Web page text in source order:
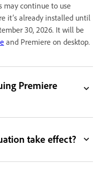
may continue to use
it’s already installed until
30, 2026. It will be
and Premiere on desktop.
Premiere
take effect?